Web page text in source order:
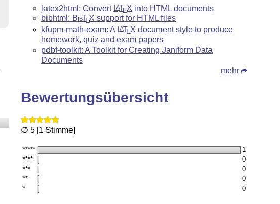
latex2html: Convert LATEX into HTML documents
bibhtml: BibTEX support for HTML files
kfupm-math-exam: A LATEX document style to produce
homework, quiz and exam papers
pdbf-toolkit: A Toolkit for Creating Janiform Data
Documents
mehr
Bewertungsübersicht
∅ 5 [1 Stimme]
*****
1
****
0
***
0
**
0
*
0